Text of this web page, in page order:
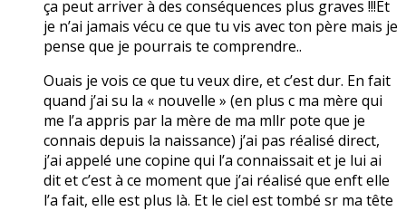
ça peut arriver à des conséquences plus graves !!!Et
je n’ai jamais vécu ce que tu vis avec ton père mais je
pense que je pourrais te comprendre..
Ouais je vois ce que tu veux dire, et c’est dur. En fait
quand j’ai su la « nouvelle » (en plus c ma mère qui
me l’a appris par la mère de ma mllr pote que je
connais depuis la naissance) j’ai pas réalisé direct,
j’ai appelé une copine qui l’a connaissait et je lui ai
dit et c’est à ce moment que j’ai réalisé que enft elle
l’a fait, elle est plus là. Et le ciel est tombé sr ma tête